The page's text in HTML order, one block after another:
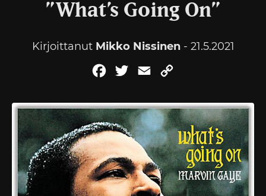
”What’s Going On”
Kirjoittanut Mikko Nissinen- 21.5.2021
FacebookTwitterEmail